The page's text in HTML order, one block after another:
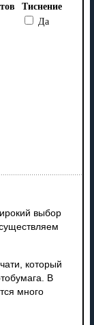
Тиснение
Да
выбор
который
В
много